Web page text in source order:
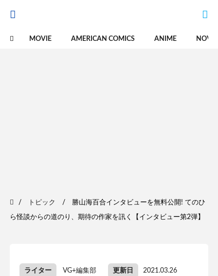
MOVIE AMERICAN COMICS ANIME
トピック 勝山海百合インタビューを無料公開! てのひ
ら怪談からの道のり、期待の作家を訊く【インタビュー第2弾】
ライター VG+編集部 更新日 2021.03.26